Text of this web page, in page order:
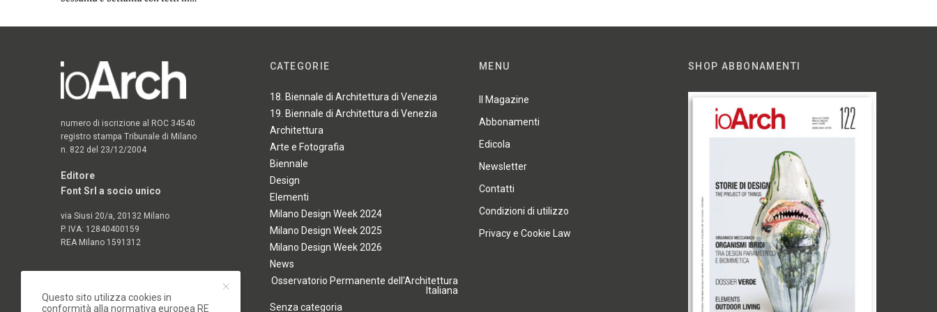
numero di iscrizione al ROC 34540
registro stampa Tribunale di Milano
n. 822 del 23/12/2004
Editore
Font Srl a socio unico
via Siusi 20/a, 20132 Milano
P. IVA: 12840400159
REA Milano 1591312
CATEGORIE
18. Biennale di Architettura di Venezia
19. Biennale di Architettura di Venezia
Architettura
Arte e Fotografia
Biennale
Design
Elementi
Milano Design Week 2024
Milano Design Week 2025
Milano Design Week 2026
News
Osservatorio Permanente dell'Architettura
Italiana
Senza categoria
MENU
Il Magazine
Abbonamenti
Edicola
Newsletter
Contatti
Condizioni di utilizzo
Privacy e Cookie Law
SHOP ABBONAMENTI
Questo sito utilizza cookies in
conformità alla normativa europea RE